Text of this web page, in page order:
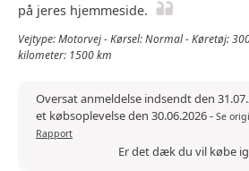
på jeres hjemmeside.
Vejtype: Motorvej - Kørsel: Normal - Køretøj:
kilometer: 1500 km
Oversat anmeldelse indsendt den
et købsoplevelse den 30.06.2026- Se
Rapport
Er det dæk du vil købe